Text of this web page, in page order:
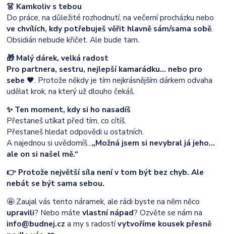
👗 Kamkoliv s tebou
Do práce, na důležité rozhodnutí, na večerní procházku nebo
ve chvílích, kdy potřebuješ věřit hlavně sám/sama sobě.
Obsidián nebude křičet. Ale bude tam.
🎁 Malý dárek, velká radost
Pro partnera, sestru, nejlepší kamarádku… nebo pro
sebe 🖤. Protože někdy je tím nejkrásnějším dárkem odvaha
udělat krok, na který už dlouho čekáš.
✨ Ten moment, kdy si ho nasadíš
Přestaneš utíkat před tím, co cítíš.
Přestaneš hledat odpovědi u ostatních.
A najednou si uvědomíš...„Možná jsem si nevybral já jeho…
ale on si našel mě.“
👉 Protože největší síla není v tom být bez chyb. Ale
nebát se být sama sebou.
🤩 Zaujal vás tento náramek, ale rádi byste na něm něco
upravili? Nebo mátevlastní nápad? Ozvěte se nám na
info@budnej.cz a my s radostívytvoříme kousek přesně